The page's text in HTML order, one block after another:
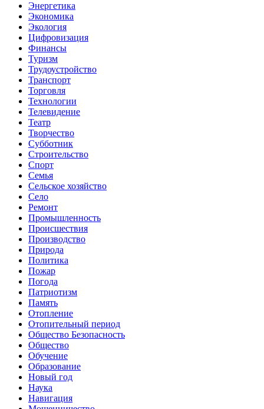
Энергетика
Экономика
Экология
Цифровизация
Финансы
Туризм
Трудоустройство
Транспорт
Торговля
Технологии
Телевидение
Театр
Творчество
Субботник
Строительство
Спорт
Семья
Сельское хозяйство
Село
Ремонт
Промышленность
Происшествия
Производство
Природа
Политика
Пожар
Погода
Патриотизм
Память
Отопление
Отопительный период
Общество Безопасность
Общество
Обучение
Образование
Новый год
Наука
Навигация